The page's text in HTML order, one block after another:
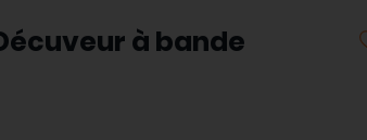
à bande